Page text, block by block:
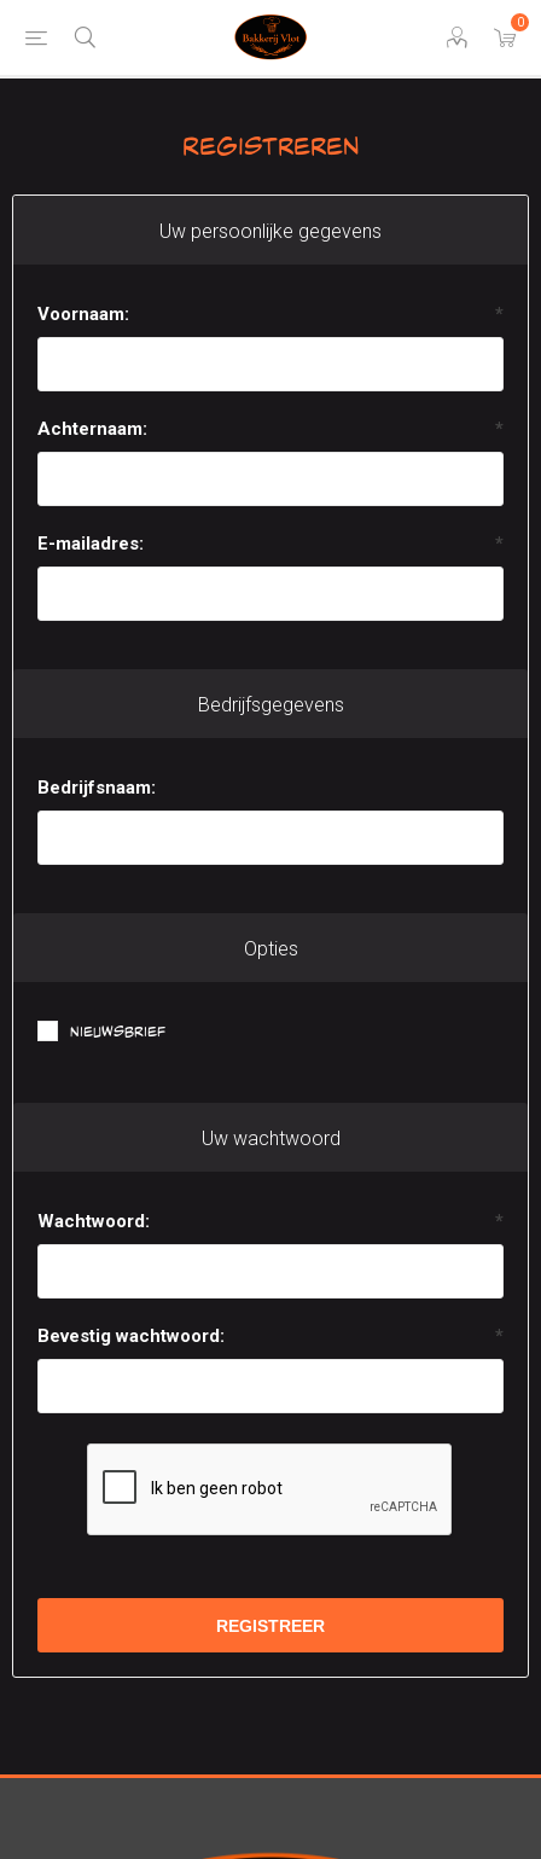
0
Registreren
Uw persoonlijke gegevens
Voornaam: *
Achternaam: *
E-mailadres: *
Bedrijfsgegevens
Bedrijfsnaam:
Opties
Nieuwsbrief
Uw wachtwoord
Wachtwoord: *
Bevestig wachtwoord: *